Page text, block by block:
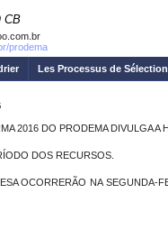
CB
prodema
Les Processus de Sélection
2016 DO PRODEMA DIVULGA
DOS RECURSOS.
OCORRERÃO NA